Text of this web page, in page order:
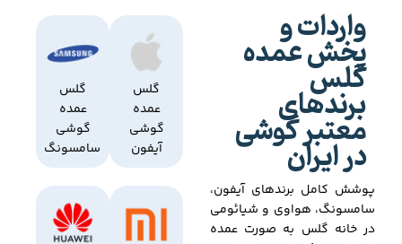
واردات و
پخش عمده
گلس
برندهای
معتبر گوشی
در ایران
پوشش کامل برندهای آیفون،
سامسونگ، هواوی و شیائومی
در خانه گلس به صورت عمده
گلس
عمده
گوشی
آیفون
گلس
عمده
گوشی
سامسونگ